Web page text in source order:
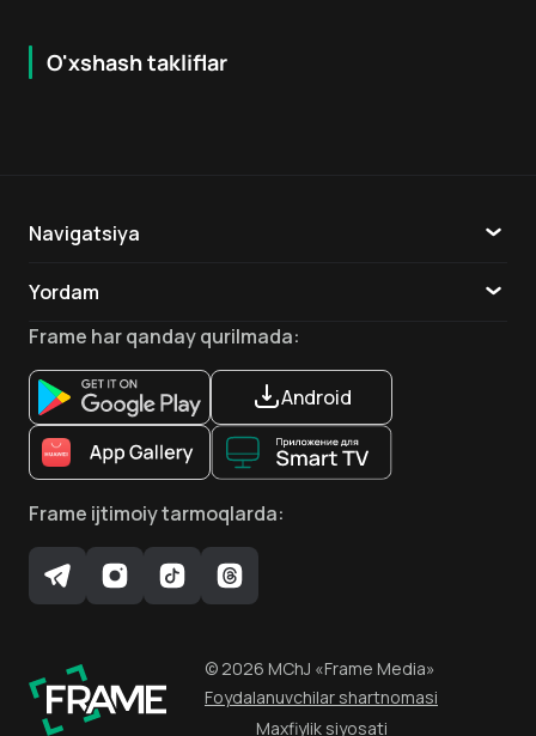
O'xshash takliflar
18 + 6.7
Navigatsiya
Yordam
Aloqa
Ilovalar
Frame har qanday qurilmada:
Android
Frame ijtimoiy tarmoqlarda:
© 2026 MChJ «Frame Media»
Foydalanuvchilar shartnomasi
Maxfiylik siyosati